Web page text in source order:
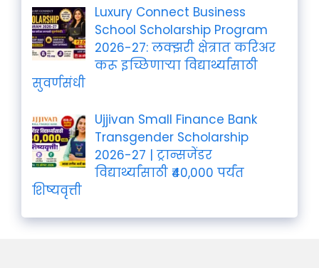
Luxury Connect Business
School Scholarship Program
2026-27: लक्झरी क्षेत्रात करिअर
करू इच्छिणाऱ्या विद्यार्थ्यांसाठी
सुवर्णसंधी
Ujjivan Small Finance Bank
Transgender Scholarship
2026-27 | ट्रान्सजेंडर
विद्यार्थ्यांसाठी ₹40,000 पर्यंत
शिष्यवृत्ती